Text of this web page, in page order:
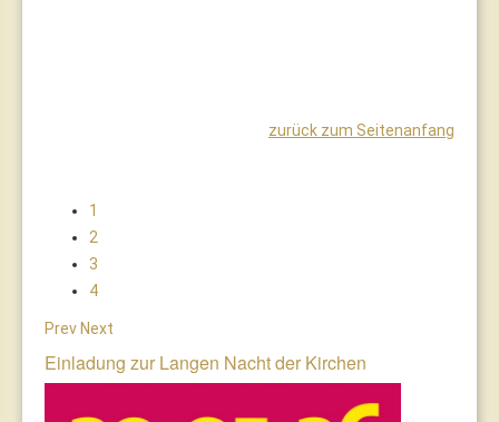
zurück zum Seitenanfang
1
2
3
4
Prev Next
Einladung zur Langen Nacht der Kirchen